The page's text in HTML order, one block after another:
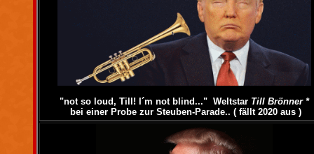
"not so loud, Till! I´m not blind..." Weltstar Till Brönner *
bei einer Probe zur Steuben-Parade.. ( fällt 2020 aus )